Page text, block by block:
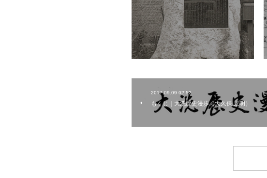
2017.09.09 02:52
もくじ｜大洗歴史漫歩（大久保 景明）